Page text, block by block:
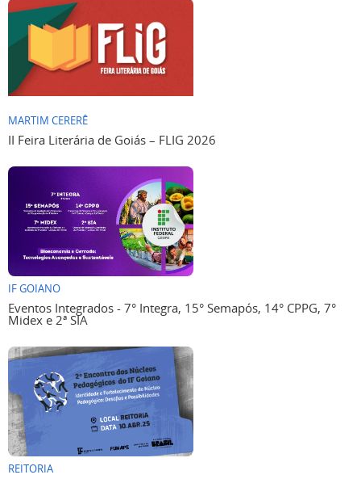
MARTIM CERERÊ
II Feira Literária de Goiás – FLIG 2026
IF GOIANO
Eventos Integrados - 7° Integra, 15° Semapós, 14° CPPG, 7°
Midex e 2ª SIA
REITORIA